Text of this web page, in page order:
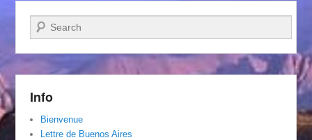
Recherche
Info
Bienvenue
Lettre de Buenos Aires